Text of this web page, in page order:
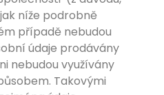
níže podrobně
případě nebudou
údaje prodávány
nebudou využívány
Takovými